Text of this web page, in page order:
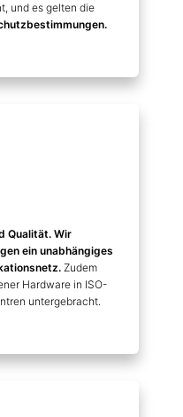
und es gelten die
Qualität. Wir
ein unabhängiges
Zudem
Hardware in ISO-
untergebracht.